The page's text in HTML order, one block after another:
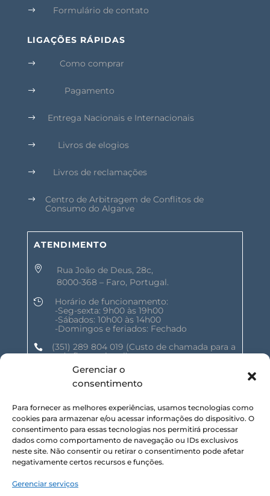
Gerenciar o
consentimento
Para fornecer as melhores experiências, usamos tecnologias como
cookies para armazenar e/ou acessar informações do dispositivo. O
consentimento para essas tecnologias nos permitirá processar
dados como comportamento de navegação ou IDs exclusivos
neste site. Não consentir ou retirar o consentimento pode afetar
negativamente certos recursos e funções.
Gerenciar serviços
$ Formulário de contato
LIGAÇÕES RÁPIDAS
$ Como comprar
$ Pagamento
$ Entrega Nacionais e Internacionais
$ Livros de elogios
$ Livros de reclamações
$
Centro de Arbitragem de Conflitos de
Consumo do Algarve
ATENDIMENTO

Rua João de Deus, 28c,
8000-368 – Faro, Portugal.

Horário de funcionamento:
-Seg-sexta: 9h00 às 19h00
-Sábados: 10h00 às 14h00
-Domingos e feriados: Fechado
 (351) 289 804 019 (Custo de chamada para a
rede fixa nacional)
geral@shalomnature.com
SIGA-NOS NAS REDES SOCIAIS :
SUBSCREVA NOSSA NEWSLETTER :